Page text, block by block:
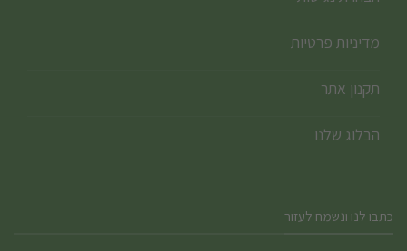
מדיניות פרטיות
תקנון אתר
הבלוג שלנו
כתבו לנו ונשמח לעזור